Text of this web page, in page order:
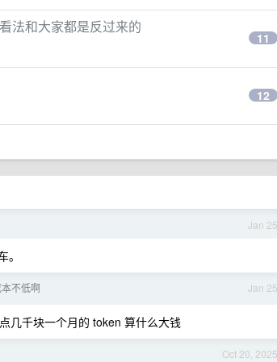
法和大家都是反过来的
11
12
Jan 25
Jan 25
不低啊
几千块一个月的 token 算什么大钱
Oct 20, 2025